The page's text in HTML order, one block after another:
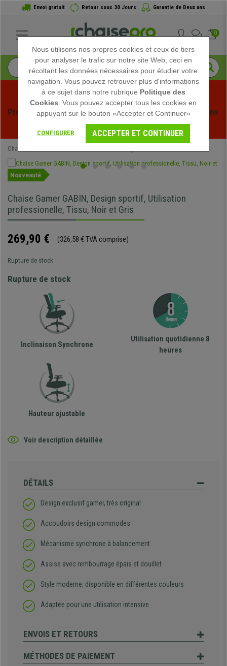
Envoi gratuit Retour sous 30 Jours Garantie de Deux ans
0
Profitez des soldes d'été chez Chaisepro ! Des réductions
exclusives pour une durée limitée - Voir l'offre
Chaisepro
Nouveauté
Chaise Gamer GABIN, Design sportif, Utilisation
professionelle, Tissu, Noir et Gris
269,90 € (326,58 € TVA comprise)
Rupture de stock
Rupture de stock
Inclinaison Synchrone
Utilisation quotidienne 8
heures
Hauteur ajustable
Voir description détaillée
DÉTAILS
Design exclusif gamer, très original
Accoudoirs design commodes
Mécanisme synchrone à balancement
Assise avec rembourrage épais et douillet
Style moderne, disponible en différentes couleurs
Adaptée pour une utilisation intensive
ENVOIS ET RETOURS
MÉTHODES DE PAIEMENT
Nous utilisons nos propres cookies et ceux de tiers
pour analyser le trafic sur notre site Web, ceci en
récoltant les données nécessaires pour étudier votre
navigation. Vous pouvez retrouver plus d'informations
à ce sujet dans notre rubrique Politique des
Cookies . Vous pouvez accepter tous les cookies en
appuyant sur le bouton «Accepter et Continuer»
CONFIGURER ACCEPTER ET CONTINUER